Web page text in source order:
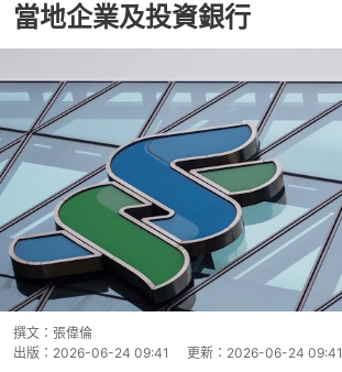
當地企業及投資銀行
撰文： 張偉倫
出版： 2026-06-24 09:41 更新： 2026-06-24 09:41